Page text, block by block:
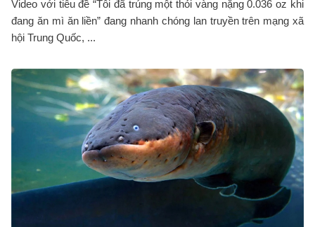
Video với tiêu đề “Tôi đã trúng một thỏi vàng nặng 0.036 oz khi
đang ăn mì ăn liền” đang nhanh chóng lan truyền trên mạng xã
hội Trung Quốc, ...